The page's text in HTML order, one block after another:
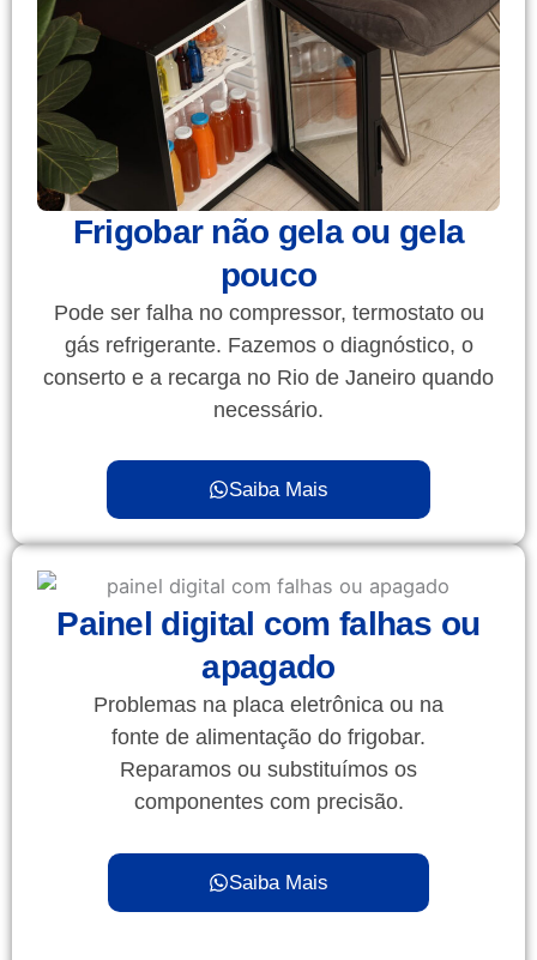
Frigobar não gela ou gela
pouco
Pode ser falha no compressor, termostato ou
gás refrigerante. Fazemos o diagnóstico, o
conserto e a recarga no Rio de Janeiro quando
necessário.
Saiba Mais
Painel digital com falhas ou
apagado
Problemas na placa eletrônica ou na
fonte de alimentação do frigobar.
Reparamos ou substituímos os
componentes com precisão.
Saiba Mais